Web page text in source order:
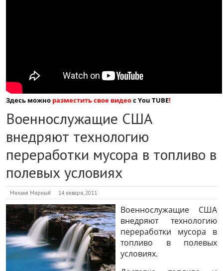
Здесь можно разместить свое видеос You TUBE!
Военнослужащие США
внедряют технологию
переработки мусора в топливо в
полевых условиях
Михаил Мирный 14 января, 2011
Военнослужащие США
внедряют технологию
переработки мусора в
топливо в полевых
условиях.